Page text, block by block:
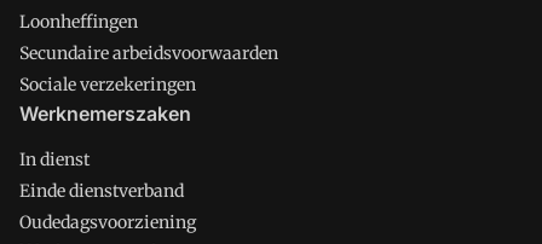
Loonheffingen
Secundaire arbeidsvoorwaarden
Sociale verzekeringen
Werknemerszaken
In dienst
Einde dienstverband
Oudedagsvoorziening